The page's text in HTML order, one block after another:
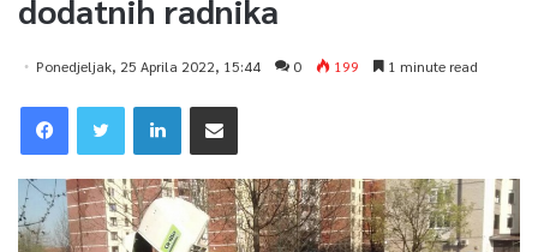
dodatnih radnika
Ponedjeljak, 25 Aprila 2022, 15:44 0 199 1 minute read